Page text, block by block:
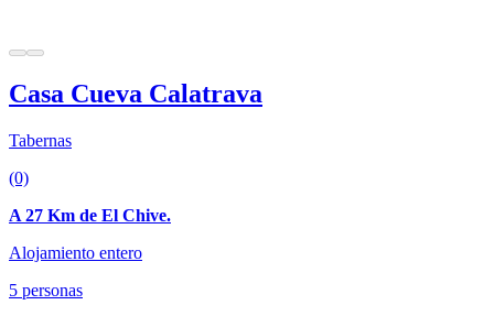
Casa Cueva Calatrava
Tabernas
(0)
A 27 Km de El Chive.
Alojamiento entero
5 personas